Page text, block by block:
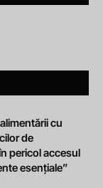
cu
de
pericol accesul
esențiale”